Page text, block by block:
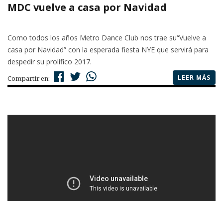
MDC vuelve a casa por Navidad
Como todos los años Metro Dance Club nos trae su“Vuelve a
casa por Navidad” con la esperada fiesta NYE que servirá para
despedir su prolífico 2017.
Compartir en: LEER MÁS